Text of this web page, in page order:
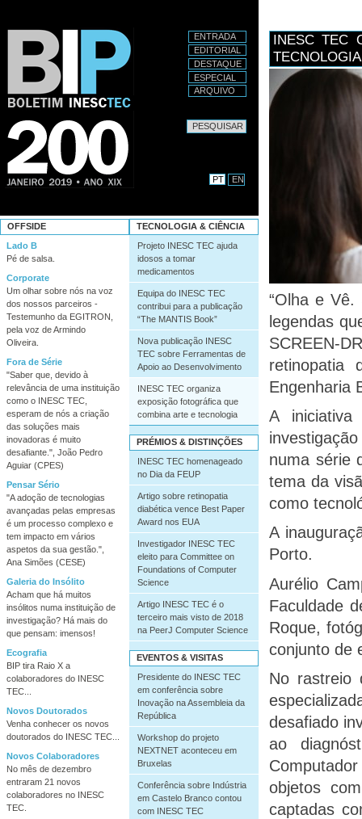
conteúdo.
navegação
ENTRADA
EDITORIAL
DESTAQUE
ESPECIAL
ARQUIVO
Pesquisar
PT EN
OFFSIDE
Lado B
Pé de salsa.
Corporate
Um olhar sobre nós na voz
dos nossos parceiros -
Testemunho da EGITRON,
pela voz de Armindo
Oliveira.
Fora de Série
"Saber que, devido à
relevância de uma instituição
como o INESC TEC,
esperam de nós a criação
das soluções mais
inovadoras é muito
desafiante.", João Pedro
Aguiar (CPES)
Pensar Sério
"A adoção de tecnologias
avançadas pelas empresas
é um processo complexo e
tem impacto em vários
aspetos da sua gestão.",
Ana Simões (CESE)
Galeria do Insólito
Acham que há muitos
insólitos numa instituição de
investigação? Há mais do
que pensam: imensos!
Ecografia
BIP tira Raio X a
colaboradores do INESC
TEC...
Novos Doutorados
Venha conhecer os novos
doutorados do INESC TEC...
Novos Colaboradores
No mês de dezembro
entraram 21 novos
colaboradores no INESC
TEC.
TECNOLOGIA & CIÊNCIA
Projeto INESC TEC ajuda
idosos a tomar
medicamentos
Equipa do INESC TEC
contribui para a publicação
“The MANTIS Book”
Nova publicação INESC
TEC sobre Ferramentas de
Apoio ao Desenvolvimento
INESC TEC organiza
exposição fotográfica que
combina arte e tecnologia
PRÉMIOS & DISTINÇÕES
INESC TEC homenageado
no Dia da FEUP
Artigo sobre retinopatia
diabética vence Best Paper
Award nos EUA
Investigador INESC TEC
eleito para Committee on
Foundations of Computer
Science
Artigo INESC TEC é o
terceiro mais visto de 2018
na PeerJ Computer Science
EVENTOS & VISITAS
Presidente do INESC TEC
em conferência sobre
Inovação na Assembleia da
República
Workshop do projeto
NEXTNET aconteceu em
Bruxelas
Conferência sobre Indústria
em Castelo Branco contou
com INESC TEC
INESC TEC
TECNOLOGIA
“Olha e Vê.
legendas
SCREEN-
retinopatia
Engenharia
A
numa série
tema da
como
A
Porto.
Aurélio
Faculdade
Roque,
conjunto de
No rastreio
desafiado
ao
objetos
captadas